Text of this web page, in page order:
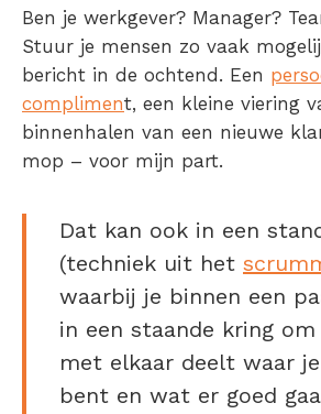
Ben je werkgever? Manager?
Stuur je mensen zo vaak
bericht in de ochtend. Een
compliment, een kleine viering
binnenhalen van een nieuwe
mop – voor mijn part.
Dat kan ook in een
(techniek uit het
waarbij je binnen een
in een staande kring
met elkaar deelt waar
bent en wat er goed